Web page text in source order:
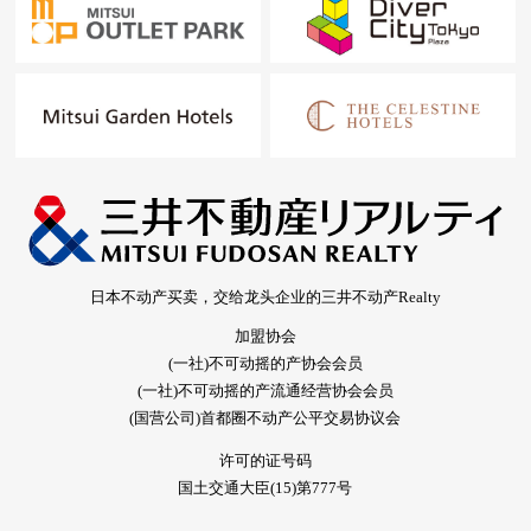
日本不动产买卖，交给龙头企业的三井不动产Realty
加盟协会
(一社)不可动摇的产协会会员
(一社)不可动摇的产流通经营协会会员
(国营公司)首都圈不动产公平交易协议会
许可的证号码
国土交通大臣(15)第777号